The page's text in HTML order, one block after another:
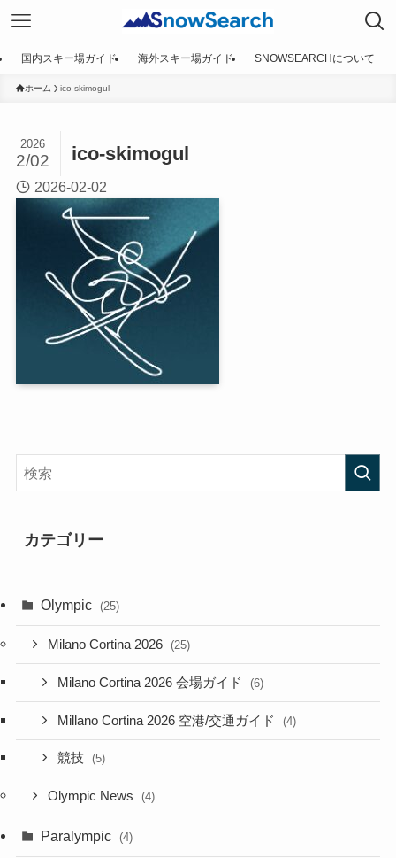
国内スキー場ガイド 海外スキー場ガイド SNOWSEARCHについて
ホーム ico-skimogul
ico-skimogul
2026
2/02
2026-02-02
カテゴリー
Olympic (25)
Milano Cortina 2026 (25)
Milano Cortina 2026 会場ガイド (6)
Millano Cortina 2026 空港/交通ガイド (4)
競技 (5)
Olympic News (4)
Paralympic (4)